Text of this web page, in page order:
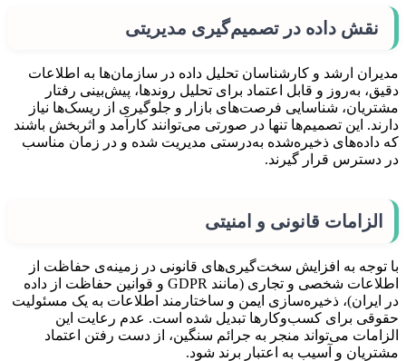
نقش داده در تصمیم‌گیری مدیریتی
مدیران ارشد و کارشناسان تحلیل داده در سازمان‌ها به اطلاعات
دقیق، به‌روز و قابل اعتماد برای تحلیل روندها، پیش‌بینی رفتار
مشتریان، شناسایی فرصت‌های بازار و جلوگیری از ریسک‌ها نیاز
دارند. این تصمیم‌ها تنها در صورتی می‌توانند کارآمد و اثربخش باشند
که داده‌های ذخیره‌شده به‌درستی مدیریت شده و در زمان مناسب
در دسترس قرار گیرند.
الزامات قانونی و امنیتی
با توجه به افزایش سخت‌گیری‌های قانونی در زمینه‌ی حفاظت از
اطلاعات شخصی و تجاری (مانند GDPR و قوانین حفاظت از داده
در ایران)، ذخیره‌سازی ایمن و ساختارمند اطلاعات به یک مسئولیت
حقوقی برای کسب‌وکارها تبدیل شده است. عدم رعایت این
الزامات می‌تواند منجر به جرائم سنگین، از دست رفتن اعتماد
مشتریان و آسیب به اعتبار برند شود.